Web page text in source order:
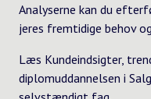
Analyserne kan du
jeres fremtidige behov
Læs Kundeindsigter,
diplomuddannelsen i